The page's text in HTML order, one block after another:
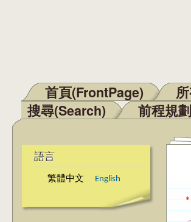
主選單
首頁(FrontPage)
搜尋(Search)
前程規
語言
繁體中文 English
*